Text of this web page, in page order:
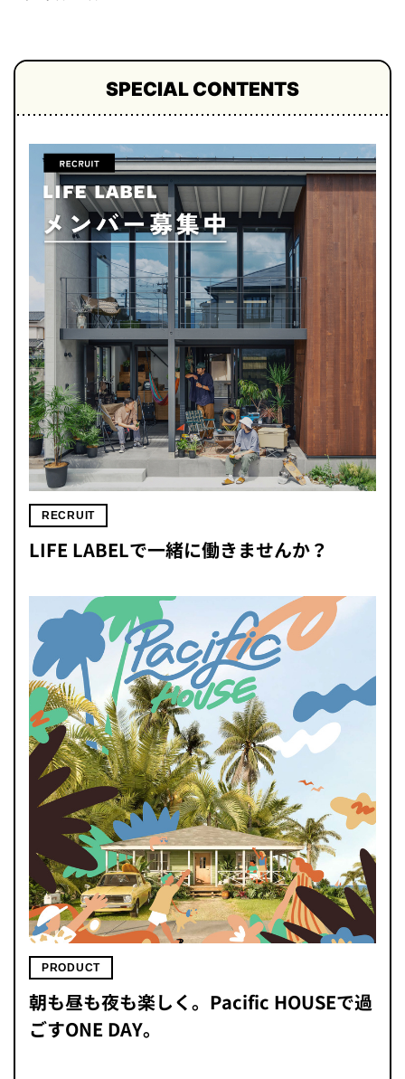
SPECIAL CONTENTS
RECRUIT
LIFE LABELで一緒に働きませんか？
PRODUCT
朝も昼も夜も楽しく。Pacific HOUSEで過
ごすONE DAY。